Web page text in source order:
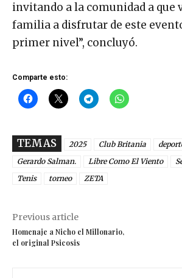
invitando a la comunidad a que
familia a disfrutar de este
primer nivel”, concluyó.
Comparte esto:
TEMAS 2025 Club Britania
Gerardo Salman.
Libre Como El Viento
Tenis
torneo ZETA
Previous article
Homenaje a Nicho el Millonario,
el original Psicosis